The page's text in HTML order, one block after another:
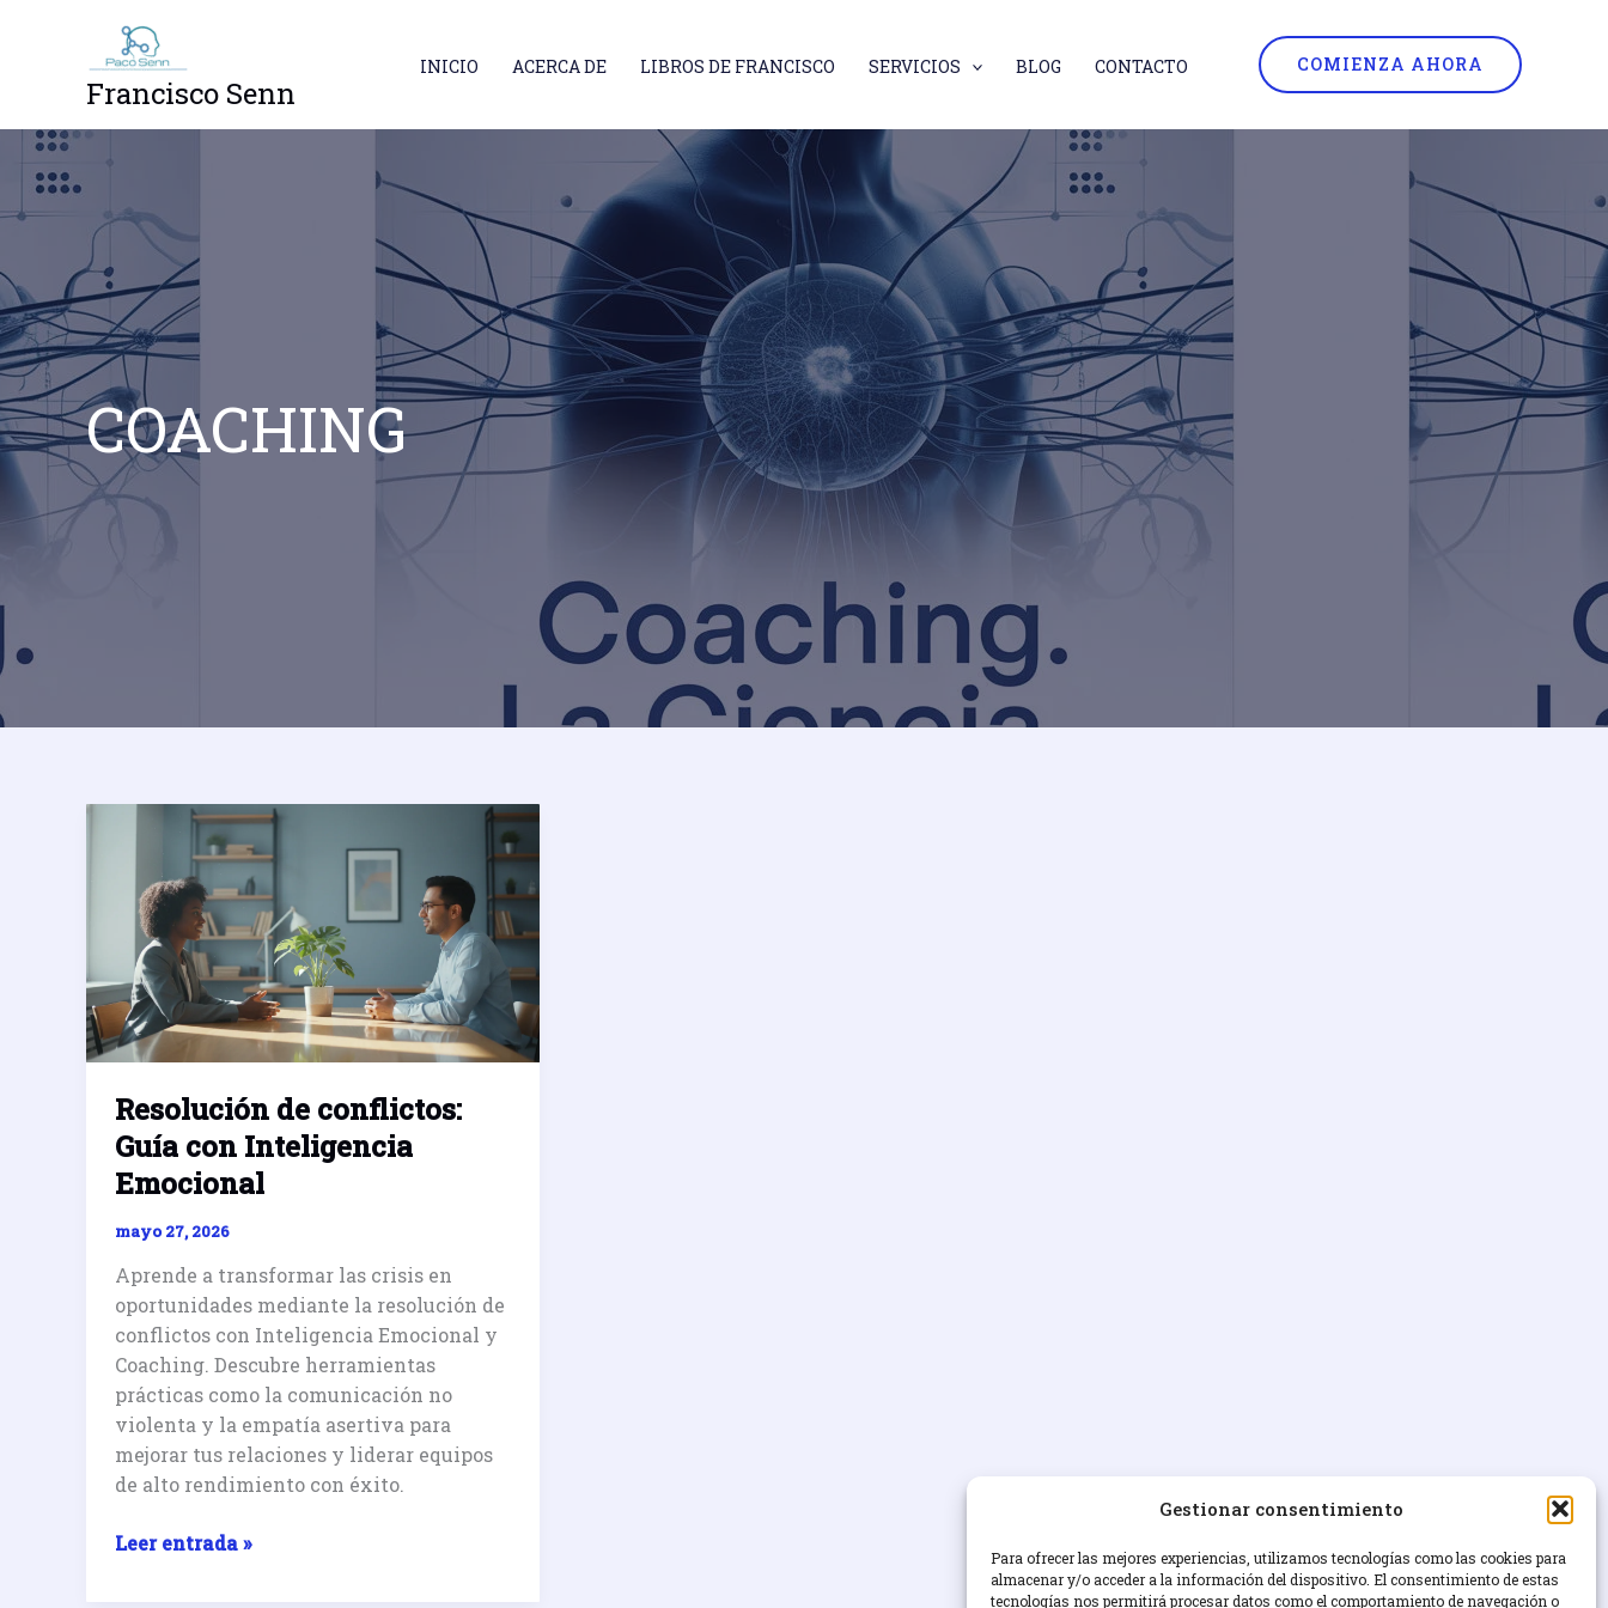
Gestionar consentimiento
Para ofrecer las mejores experiencias, utilizamos tecnologías como las cookies para
almacenar y/o acceder a la información del dispositivo. El consentimiento de estas
tecnologías nos permitirá procesar datos como el comportamiento de navegación o
contenido
Francisco Senn
INICIO ACERCA DE LIBROS DE FRANCISCO SERVICIOS BLOG CONTACTO COMIENZA AHORA
COACHING
Resolución de conflictos:
Guía con Inteligencia
Emocional
mayo 27, 2026
Aprende a transformar las crisis en
oportunidades mediante la resolución de
conflictos con Inteligencia Emocional y
Coaching. Descubre herramientas
prácticas como la comunicación no
violenta y la empatía asertiva para
mejorar tus relaciones y liderar equipos
de alto rendimiento con éxito.
Resolución
Leer entrada »